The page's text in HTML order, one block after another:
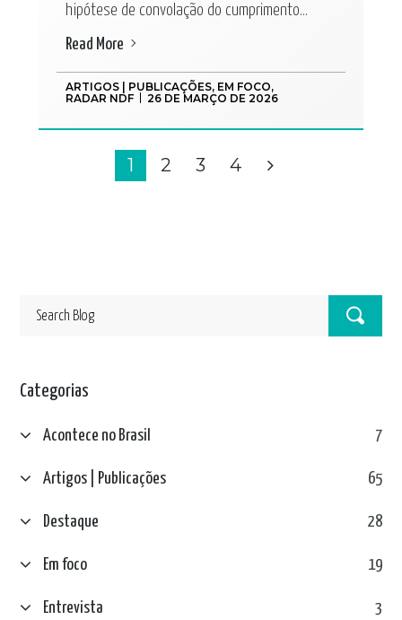
hipótese de convolação do cumprimento...
Read More
ARTIGOS | PUBLICAÇÕES, EM FOCO,
RADAR NDF
26 DE MARÇO DE 2026
1 2 3 4
Categorias
Acontece no Brasil 7
Artigos | Publicações 65
Destaque 28
Em foco 19
Entrevista 3